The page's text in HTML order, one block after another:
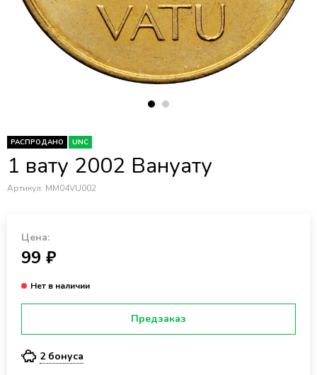
РАСПРОДАНО UNC
1 вату 2002 Вануату
Артикул: MM04VU002
Цена:
99 ₽
Предзаказ
2 бонуса